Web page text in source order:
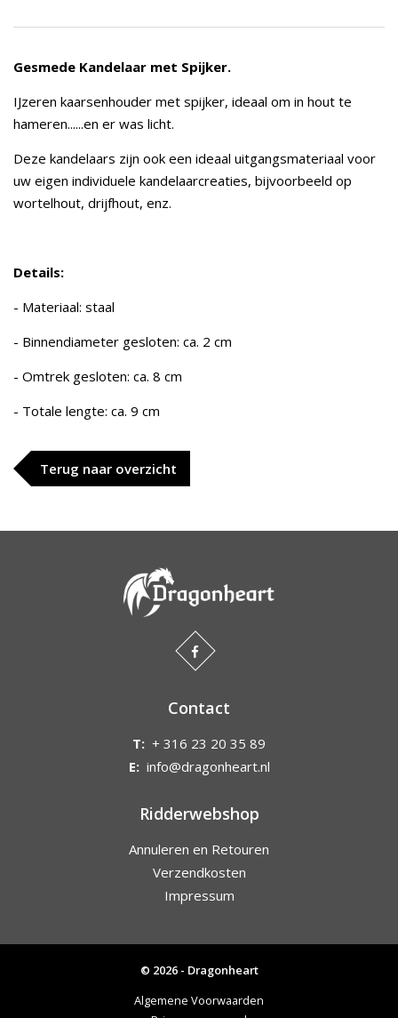
Gesmede Kandelaar met Spijker.
IJzeren kaarsenhouder met spijker, ideaal om in hout te
hameren......en er was licht.
Deze kandelaars zijn ook een ideaal uitgangsmateriaal voor
uw eigen individuele kandelaarcreaties, bijvoorbeeld op
wortelhout, drijfhout, enz.
Details:
- Materiaal: staal
- Binnendiameter gesloten: ca. 2 cm
- Omtrek gesloten: ca. 8 cm
- Totale lengte: ca. 9 cm
Terug naar overzicht
Contact
T: + 316 23 20 35 89
E: info@dragonheart.nl
Ridderwebshop
Annuleren en Retouren
Verzendkosten
Impressum
© 2026 - Dragonheart
Algemene Voorwaarden